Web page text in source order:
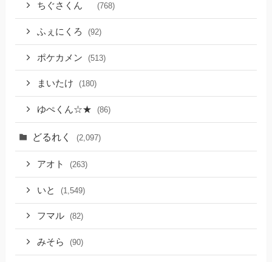
ちぐさくん (768)
ふぇにくろ (92)
ポケカメン (513)
まいたけ (180)
ゆぺくん☆★ (86)
どるれく (2,097)
アオト (263)
いと (1,549)
フマル (82)
みそら (90)